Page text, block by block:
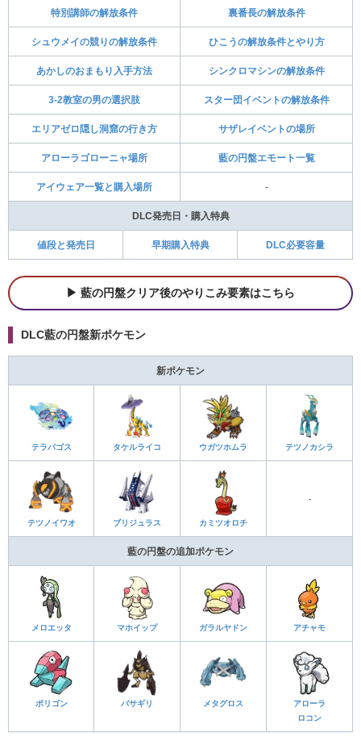
特別講師の解放条件 裏番長の解放条件
シュウメイの競りの解放条件 ひこうの解放条件とやり方
あかしのおまもり入手方法 シンクロマシンの解放条件
3-2教室の男の選択肢 スター団イベントの解放条件
エリアゼロ隠し洞窟の行き方 サザレイベントの場所
アローラゴローニャ場所 藍の円盤エモート一覧
アイウェア一覧と購入場所 -
DLC発売日・購入特典
値段と発売日 早期購入特典 DLC必要容量
藍の円盤クリア後のやりこみ要素はこちら
DLC藍の円盤新ポケモン
新ポケモン
テラパゴス タケルライコ ウガツホムラ テツノカシラ
テツノイワオ ブリジュラス カミツオロチ
-
藍の円盤の追加ポケモン
メロエッタ マホイップ ガラルヤドン アチャモ
ポリゴン バサギリ メタグロス
アローラ
ロコン